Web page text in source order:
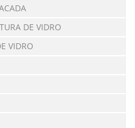
DE VIDRO
VIDRO